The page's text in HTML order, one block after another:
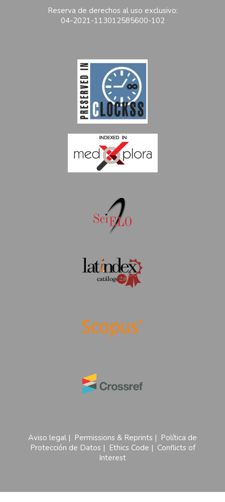
Reserva de derechos al uso exclusivo:
04-2021-113012585600-102
Aviso legal | Permissions & Reprints | Política de
Protección de Datos | Ethics Code | Conflicts of
Interest